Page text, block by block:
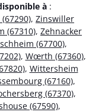
à :
, Zinswiller
(67310), Zehnacker
(67700),
, Wœrth (67360),
, Wittersheim
(67160),
(67370),
(67590),